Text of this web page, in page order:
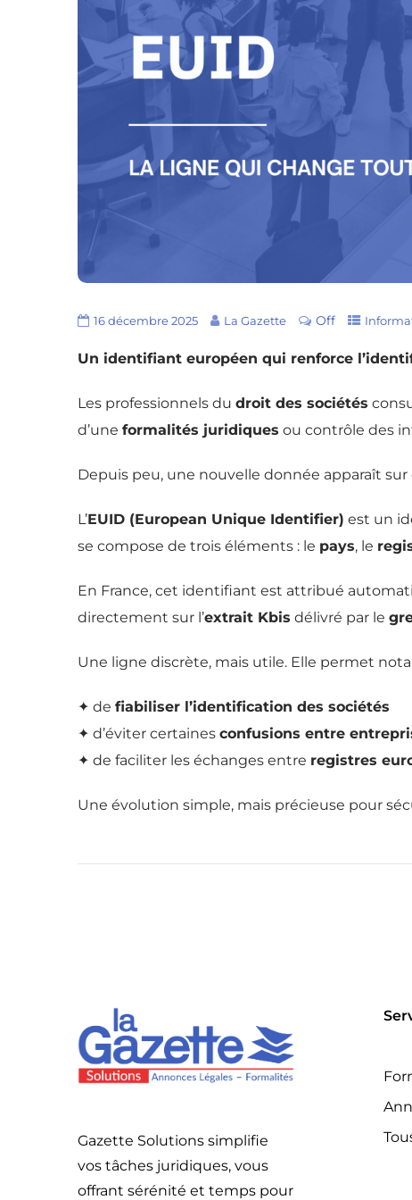
16 décembre 2025 La Gazette Off
Un identifiant européen qui renforce
Les professionnels du droit des sociétés
d’une formalités juridiques ou contrôle des
Depuis peu, une nouvelle donnée apparaît
L’EUID (European Unique Identifier) est un
se compose de trois éléments : le pays, le
En France, cet identifiant est attribué
directement sur l’extrait Kbis délivré par le
Une ligne discrète, mais utile. Elle permet
✦ de fiabiliser l’identification des sociétés
✦ d’éviter certaines confusions entre
✦ de faciliter les échanges entre registres
Une évolution simple, mais précieuse pour
Gazette Solutions simplifie
vos tâches juridiques, vous
offrant sérénité et temps pour